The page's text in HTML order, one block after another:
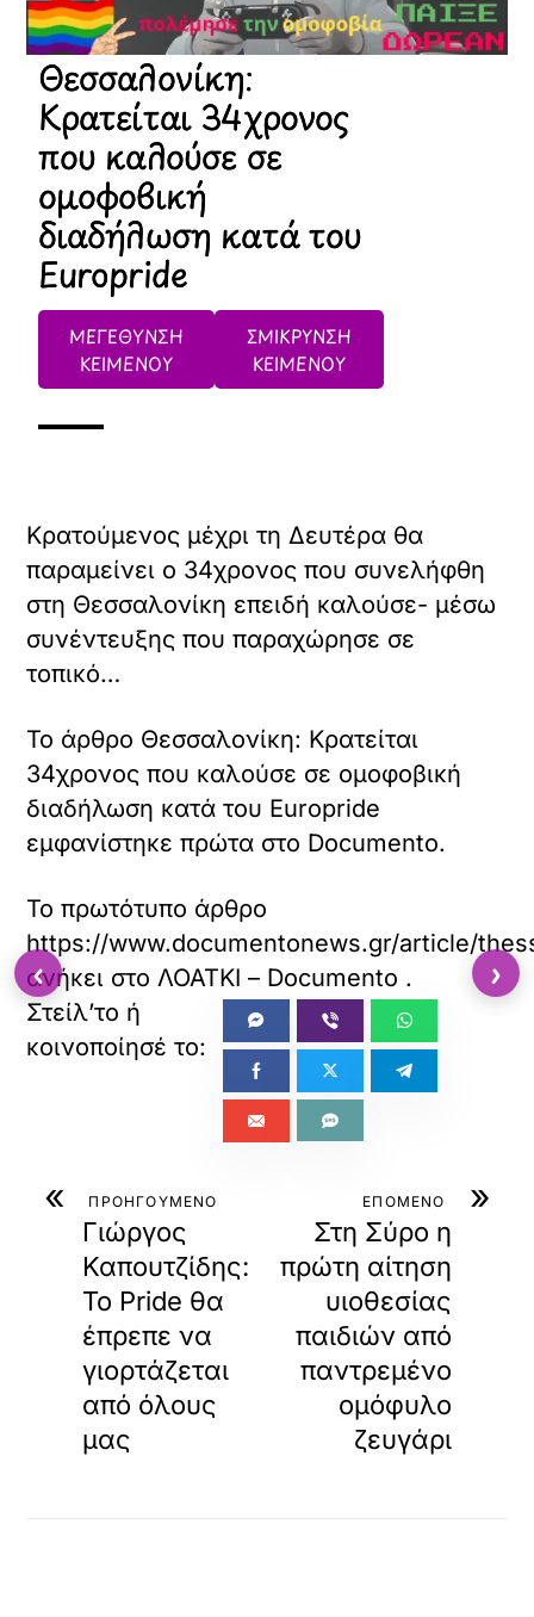
Θεσσαλονίκη:
Κρατείται 34χρονος
που καλούσε σε
ομοφοβική
διαδήλωση κατά του
Europride
ΜΕΓΕΘΥΝΣΗ
ΚΕΙΜΕΝΟΥ
ΣΜΙΚΡΥΝΣΗ
ΚΕΙΜΕΝΟΥ
Κρατούμενος μέχρι τη Δευτέρα θα
παραμείνει ο 34χρονος που συνελήφθη
στη Θεσσαλονίκη επειδή καλούσε- μέσω
συνέντευξης που παραχώρησε σε
τοπικό…
Το άρθρο Θεσσαλονίκη: Κρατείται
34χρονος που καλούσε σε ομοφοβική
διαδήλωση κατά του Europride
εμφανίστηκε πρώτα στο Documento.
Το πρωτότυπο άρθρο
https://www.documentonews.gr/article/
ανήκει στο ΛΟΑΤΚΙ – Documento .
« ΠΡΟΗΓΟΥΜΕΝΟ
Γιώργος
Καπουτζίδης:
Το Pride θα
έπρεπε να
γιορτάζεται
από όλους
μας
»
ΕΠΟΜΕΝΟ
Στη Σύρο η
πρώτη αίτηση
υιοθεσίας
παιδιών από
παντρεμένο
ομόφυλο
ζευγάρι
‹ ›